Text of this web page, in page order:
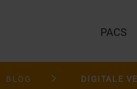
PACS
BLOG